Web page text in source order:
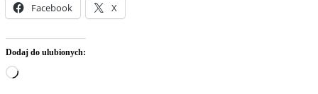
Facebook X
Dodaj do ulubionych:
Wczytywanie…